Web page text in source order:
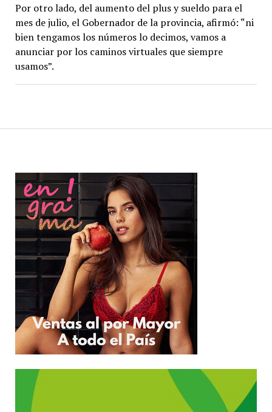
Por otro lado, del aumento del plus y sueldo para el
mes de julio, el Gobernador de la provincia, afirmó: “ni
bien tengamos los números lo decimos, vamos a
anunciar por los caminos virtuales que siempre
usamos”.